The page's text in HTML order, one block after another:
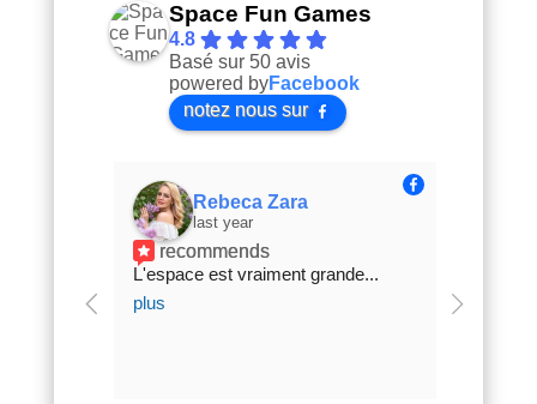
Space Fun Games
4.8
Basé sur 50 avis
powered byFacebook
notez nous sur
Rebeca Zara
last year
recommends
L'espace est vraiment grande
plus